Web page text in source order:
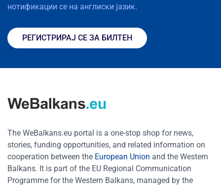
нотификации се на англиски јазик.
РЕГИСТРИРАЈ СЕ ЗА БИЛТЕН
The WeBalkans.eu portal is a one-stop shop for news,
stories, funding opportunities, and related information on
cooperation between the European Union and the Western
Balkans. It is part of the EU Regional Communication
Programme for the Western Balkans, managed by the